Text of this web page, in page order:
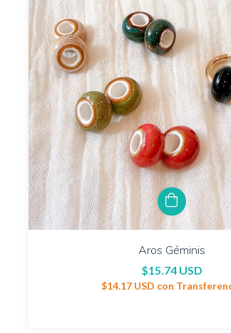
Aros Géminis
$15.74 USD
$14.17 USD con